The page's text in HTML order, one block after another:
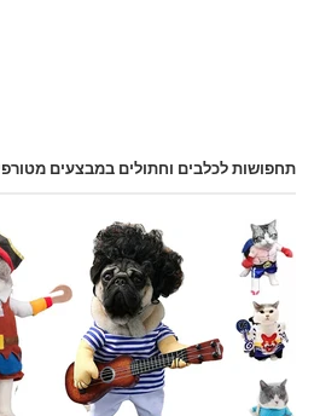
תחפושות לכלבים וחתולים במבצעים